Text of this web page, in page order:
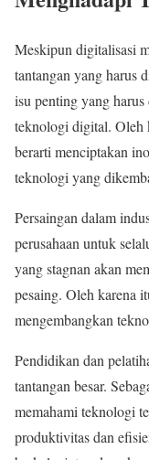
Meskipun digitalisasi
tantangan yang harus
isu penting yang
teknologi digital. Oleh
berarti menciptakan
teknologi yang
Persaingan dalam
perusahaan untuk
yang stagnan akan
pesaing. Oleh karena
mengembangkan
Pendidikan dan
tantangan besar.
memahami teknologi
produktivitas dan